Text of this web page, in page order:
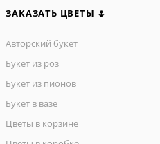
ЗАКАЗАТЬ ЦВЕТЫ 🌷
Авторский букет
Букет из роз
Букет из пионов
Букет в вазе
Цветы в корзине